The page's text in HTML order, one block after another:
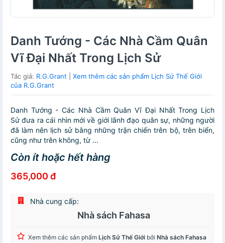
Danh Tướng - Các Nhà Cầm Quân
Vĩ Đại Nhất Trong Lịch Sử
Tác giả: R.G.Grant
Xem thêm các sản phẩm Lịch Sử Thế Giới
của R.G.Grant
Danh Tướng - Các Nhà Cầm Quân Vĩ Đại Nhất Trong Lịch
Sử đưa ra cái nhìn mới về giới lãnh đạo quân sự, những người
đã làm nên lịch sử bằng những trận chiến trên bộ, trên biển,
cũng như trên không, từ ...
Còn ít hoặc hết hàng
365,000 đ
Nhà cung cấp:
Nhà sách Fahasa
Xem thêm các sản phẩm Lịch Sử Thế Giới bởi Nhà sách Fahasa